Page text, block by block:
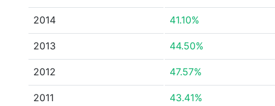
2014 41.10%
2013 44.50%
2012 47.57%
2011 43.41%